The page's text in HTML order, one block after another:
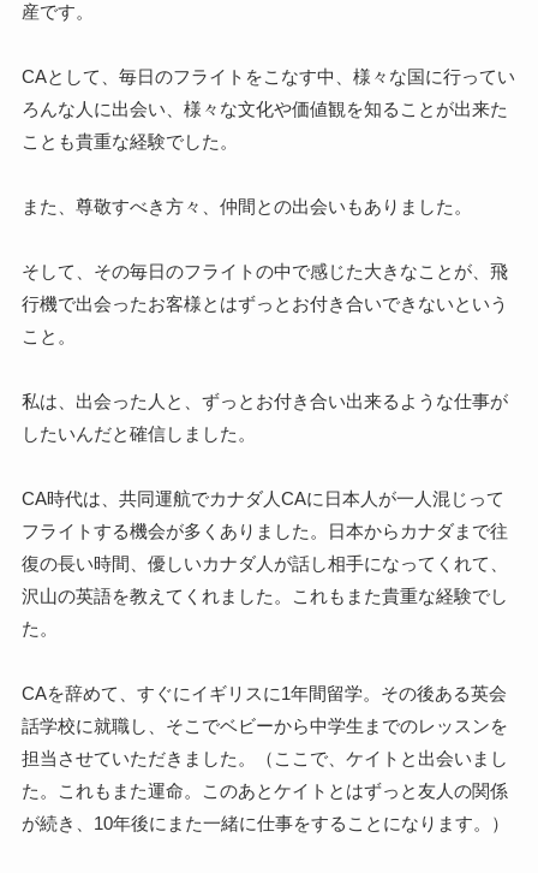
産です。
CAとして、毎日のフライトをこなす中、様々な国に行ってい
ろんな人に出会い、様々な文化や価値観を知ることが出来た
ことも貴重な経験でした。
また、尊敬すべき方々、仲間との出会いもありました。
そして、その毎日のフライトの中で感じた大きなことが、飛
行機で出会ったお客様とはずっとお付き合いできないという
こと。
私は、出会った人と、ずっとお付き合い出来るような仕事が
したいんだと確信しました。
CA時代は、共同運航でカナダ人CAに日本人が一人混じって
フライトする機会が多くありました。日本からカナダまで往
復の長い時間、優しいカナダ人が話し相手になってくれて、
沢山の英語を教えてくれました。これもまた貴重な経験でし
た。
CAを辞めて、すぐにイギリスに1年間留学。その後ある英会
話学校に就職し、そこでベビーから中学生までのレッスンを
担当させていただきました。（ここで、ケイトと出会いまし
た。これもまた運命。このあとケイトとはずっと友人の関係
が続き、10年後にまた一緒に仕事をすることになります。）